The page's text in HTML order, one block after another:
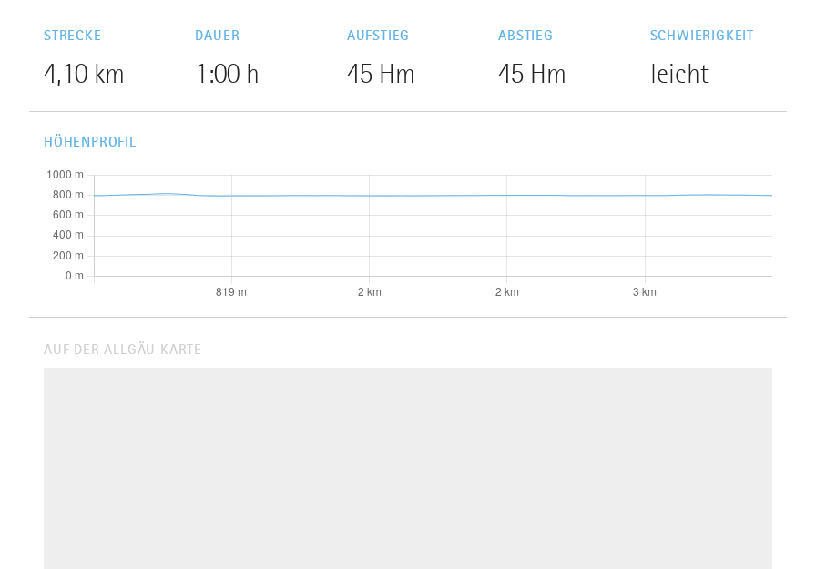
STRECKE
4,10 km
DAUER
1:00 h
AUFSTIEG
45 Hm
ABSTIEG
45 Hm
SCHWIERIGKEIT
leicht
HÖHENPROFIL
AUF DER ALLGÄU KARTE